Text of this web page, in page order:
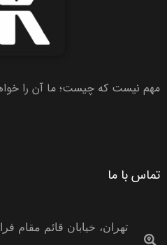
مهم نیست که چیست؛ ما آن را
تماس با ما
تهران، خیابان قائم مقام